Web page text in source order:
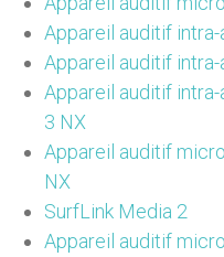
Appareil auditif
Appareil auditif
Appareil auditif
3 NX
Appareil auditif
NX
SurfLink Media 2
Appareil auditif